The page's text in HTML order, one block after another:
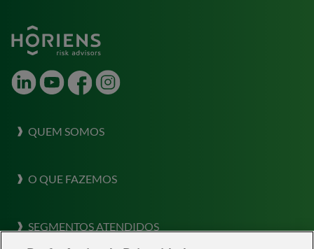
LinkedInYoutubeFacebookInstagram
QUEM SOMOS
Nossa Cultura
O QUE FAZEMOS
Consultoria em Gestão de Risco
SEGMENTOS ATENDIDOS